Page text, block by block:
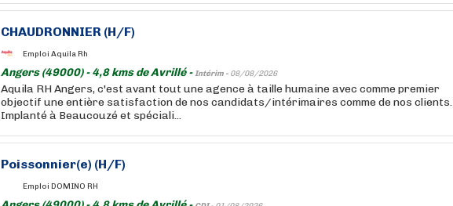
CHAUDRONNIER (H/F)
Emploi Aquila Rh
Angers (49000) - 4,8 kms de Avrillé -Intérim - 08/08/2026
Aquila RH Angers, c'est avant tout une agence à taille humaine avec comme premier
objectif une entière satisfaction de nos candidats/intérimaires comme de nos clients.
Implanté à Beaucouzé et spéciali...
Poissonnier(e) (H/F)
Emploi DOMINO RH